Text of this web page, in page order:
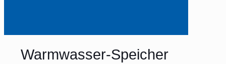
Warmwasser-Speicher